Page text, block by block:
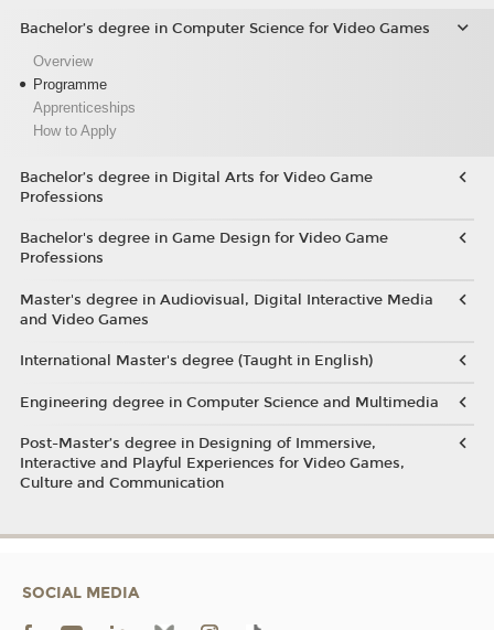
Bachelor’s degree in Computer Science for Video Games
Overview
Programme
Apprenticeships
How to Apply
Bachelor’s degree in Digital Arts for Video Game
Professions
Bachelor's degree in Game Design for Video Game
Professions
Master's degree in Audiovisual, Digital Interactive Media
and Video Games
International Master's degree (Taught in English)
Engineering degree in Computer Science and Multimedia
Post-Master’s degree in Designing of Immersive,
Interactive and Playful Experiences for Video Games,
Culture and Communication
SOCIAL MEDIA